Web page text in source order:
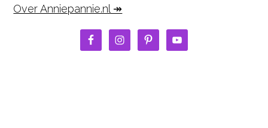
Over Anniepannie.nl ↠